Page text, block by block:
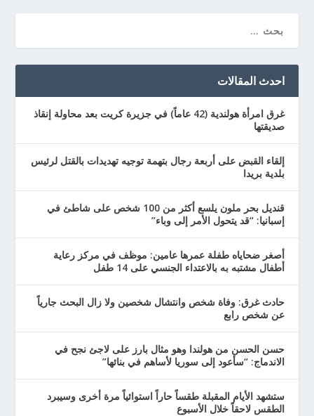
احدث المقالات
غرق امرأة هولندية (42 عاماً) في جزيرة كريت بعد محاولة إنقاذ
صديقتها
إلقاء القبض على أربعة رجال بتهمة توجيه تهديدات بالقتل لرئيس
بلدية بريدا
قنديل بحر ملون يلسع أكثر من 100 شخص على شاطئ في
إسبانيا: “قد يتحول الأمر إلى وباء”
أصغر ضحاياه طفلة عمرها عامين: موظف في مركز رعاية
أطفال مشتبه به بالاعتداء الجنسي على 14 طفل
حادث غرق: وفاة شخص وانتشال شخصين ولا زال البحث جارياً
عن شخص رابع
حسن الحسن من هولندا وهو مثال بارز على لاجئ نجح في
الاندماج: “سأعود إلى سوريا لأساهم في بنائها”
ستشهد الأيام المقبلة طقساً حاراً استوائياً مرة أخرى وسيبرد
الطقس لاحقاً خلال الأسبوع